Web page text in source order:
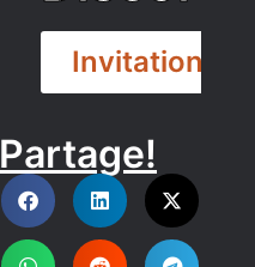
Invitation
DISCORD
Partage!